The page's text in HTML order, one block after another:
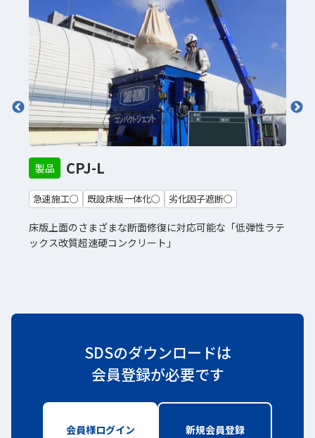
製品 CPJ-L
急速施工○ 既設床版一体化○ 劣化因子遮断○
床版上面のさまざまな断面修復に対応可能な「低弾性ラテ
ックス改質超速硬コンクリート」
SDSのダウンロードは
会員登録が必要です
会員様ログイン 新しいWindowで開きます
新規会員登録新しいWindow